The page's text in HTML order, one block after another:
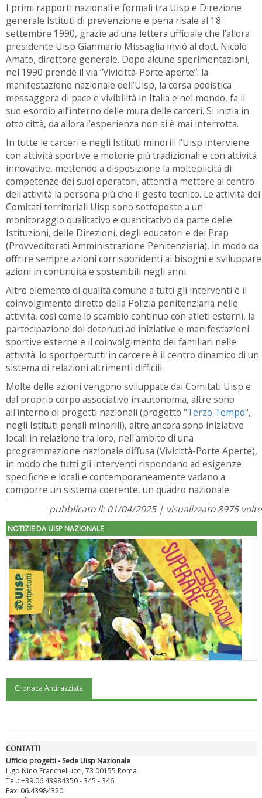
I primi rapporti nazionali e formali tra Uisp e Direzione
generale Istituti di prevenzione e pena risale al 18
settembre 1990, grazie ad una lettera ufficiale che l’allora
presidente Uisp Gianmario Missaglia inviò al dott. Nicolò
Amato, direttore generale. Dopo alcune sperimentazioni,
nel 1990 prende il via “Vivicittà-Porte aperte”: la
manifestazione nazionale dell’Uisp, la corsa podistica
messaggera di pace e vivibilità in Italia e nel mondo, fa il
suo esordio all’interno delle mura delle carceri. Si inizia in
otto città, da allora l’esperienza non si è mai interrotta.
In tutte le carceri e negli Istituti minorili l'Uisp interviene
con attività sportive e motorie più tradizionali e con attività
innovative, mettendo a disposizione la molteplicità di
competenze dei suoi operatori, attenti a mettere al centro
dell'attività la persona più che il gesto tecnico. Le attività dei
Comitati territoriali Uisp sono sottoposte a un
monitoraggio qualitativo e quantitativo da parte delle
Istituzioni, delle Direzioni, degli educatori e dei Prap
(Provveditorati Amministrazione Penitenziaria), in modo da
offrire sempre azioni corrispondenti ai bisogni e sviluppare
azioni in continuità e sostenibili negli anni.
Altro elemento di qualità comune a tutti gli interventi è il
coinvolgimento diretto della Polizia penitenziaria nelle
attività, così come lo scambio continuo con atleti esterni, la
partecipazione dei detenuti ad iniziative e manifestazioni
sportive esterne e il coinvolgimento dei familiari nelle
attività: lo sportpertutti in carcere è il centro dinamico di un
sistema di relazioni altrimenti difficili.
Molte delle azioni vengono sviluppate dai Comitati Uisp e
dal proprio corpo associativo in autonomia, altre sono
all'interno di progetti nazionali (progetto "Terzo Tempo",
negli Istituti penali minorili), altre ancora sono iniziative
locali in relazione tra loro, nell'ambito di una
programmazione nazionale diffusa (Vivicittà-Porte Aperte),
in modo che tutti gli interventi rispondano ad esigenze
specifiche e locali e contemporaneamente vadano a
comporre un sistema coerente, un quadro nazionale.
pubblicato il: 01/04/2025 | visualizzato 8975 volte
NOTIZIE DA UISP NAZIONALE
"Superare gli ostacoli": la relazione di Tiziano Pesce al CN Uisp
Cronaca Antirazzista
CONTATTI
Ufficio progetti - Sede Uisp Nazionale
L.go Nino Franchellucci, 73 00155 Roma
Tel.: +39.06.43984350 - 345 - 346
Fax: 06.43984320